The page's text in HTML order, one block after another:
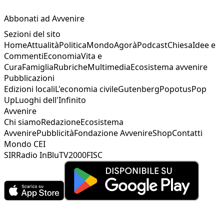
Abbonati ad Avvenire
Sezioni del sito
HomeAttualitàPoliticaMondoAgoràPodcastChiesaIdee e
CommentiEconomiaVita e
CuraFamigliaRubricheMultimediaEcosistema avvenire
Pubblicazioni
Edizioni localiL'economia civileGutenbergPopotusPop
UpLuoghi dell'Infinito
Avvenire
Chi siamoRedazioneEcosistema
AvvenirePubblicitàFondazione AvvenireShopContatti
Mondo CEI
SIRRadio InBluTV2000FISC